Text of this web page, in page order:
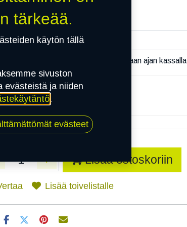
valitset asennuksen, pääset varaamaan ajan kassalla
50R15 82V BARUM BRAVURIS 6 EVC
Lisää ostoskoriin
Lisää toivelistalle
tärkeää.
käytön tällä
sivuston
evästeistä ja niiden
.
evästeet